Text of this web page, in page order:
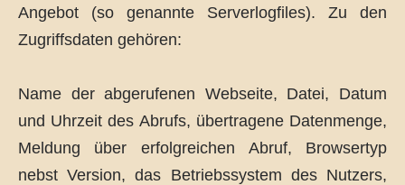
Angebot (so genannte Serverlogfiles). Zu den
Zugriffsdaten gehören:
Name der abgerufenen Webseite, Datei, Datum
und Uhrzeit des Abrufs, übertragene Datenmenge,
Meldung über erfolgreichen Abruf, Browsertyp
nebst Version, das Betriebssystem des Nutzers,